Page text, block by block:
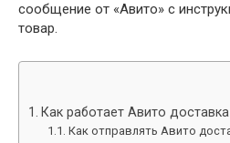
сообщение от «Авито» с
товар.
Как работает Авито
Как отправлять Авито